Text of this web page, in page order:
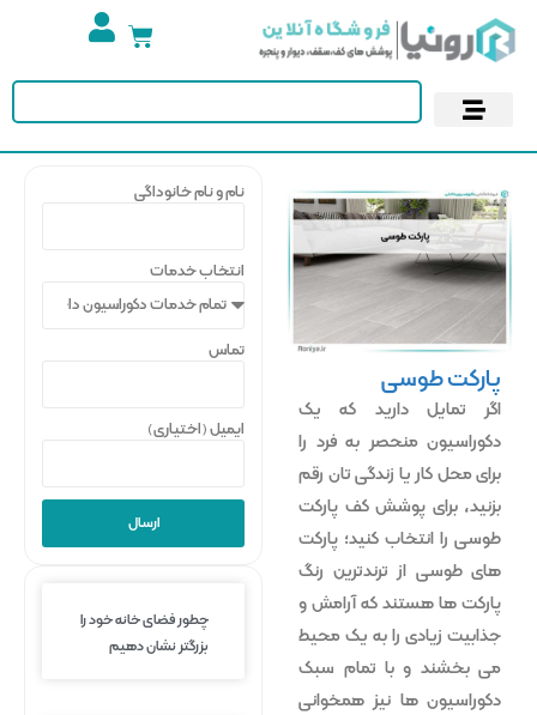
پارکت طوسی
اگر تمایل دارید که یک
دکوراسیون منحصر به فرد را
برای محل کار یا زندگی تان رقم
بزنید، برای پوشش کف پارکت
طوسی را انتخاب کنید؛ پارکت
های طوسی از ترندترین رنگ
پارکت ها هستند که آرامش و
جذابیت زیادی را به یک محیط
می بخشند و با تمام سبک
دکوراسیون ها نیز همخوانی
نام و نام خانوداگی
انتخاب خدمات
تماس
ایمیل (اختیاری)
ارسال
چطور فضای خانه خود را
بزرگتر نشان دهیم